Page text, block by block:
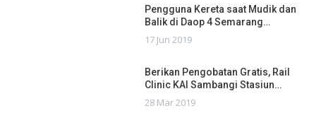
Pengguna Kereta saat Mudik dan
Balik di Daop 4 Semarang…
17 Jun 2019
Berikan Pengobatan Gratis, Rail
Clinic KAI Sambangi Stasiun…
28 Mar 2019